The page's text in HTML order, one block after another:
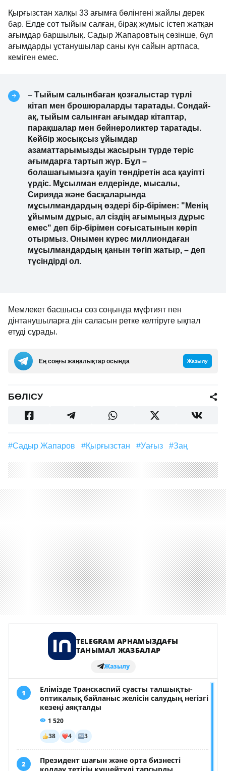
Қырғызстан халқы 33 ағымға бөлінгені жайлы дерек
бар. Елде сот тыйым салған, бірақ жұмыс істеп жатқан
ағымдар баршылық. Садыр Жапаровтың сөзінше, бұл
ағымдарды ұстанушылар саны күн сайын артпаса,
кеміген емес.
– Тыйым салынбаған қозғалыстар түрлі
кітап мен брошюраларды таратады. Сондай-
ақ, тыйым салынған ағымдар кітаптар,
парақшалар мен бейнероликтер таратады.
Кейбір жосықсыз ұйымдар
азаматтарымызды жасырын түрде теріс
ағымдарға тартып жүр. Бұл –
болашағымызға қауіп төндіретін аса қауіпті
үрдіс. Мұсылман елдерінде, мысалы,
Сирияда және басқаларында
мұсылмандардың өздері бір-бірімен: "Менің
ұйымым дұрыс, ал сіздің ағымыңыз дұрыс
емес" деп бір-бірімен соғысатынын көріп
отырмыз. Онымен күрес миллиондаған
мұсылмандардың қанын төгіп жатыр, – деп
түсіндірді ол.
Мемлекет басшысы сөз соңында мүфтият пен
дінтанушыларға дін саласын ретке келтіруге ықпал
етуді сұрады.
Ең соңғы жаңалықтар осында Жазылу
БӨЛІСУ
#Садыр Жапаров #Қырғызстан #уағыз #заң